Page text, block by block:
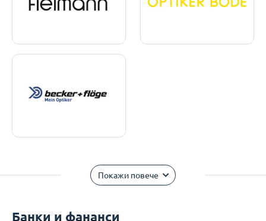
Покажи повече
Банки и фананси